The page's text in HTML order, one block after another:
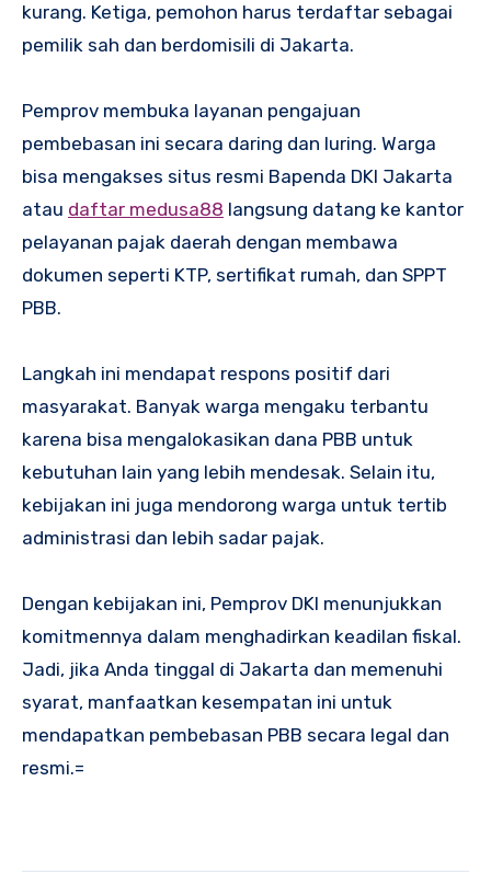
kurang. Ketiga, pemohon harus terdaftar sebagai
pemilik sah dan berdomisili di Jakarta.
Pemprov membuka layanan pengajuan
pembebasan ini secara daring dan luring. Warga
bisa mengakses situs resmi Bapenda DKI Jakarta
atau daftar medusa88 langsung datang ke kantor
pelayanan pajak daerah dengan membawa
dokumen seperti KTP, sertifikat rumah, dan SPPT
PBB.
Langkah ini mendapat respons positif dari
masyarakat. Banyak warga mengaku terbantu
karena bisa mengalokasikan dana PBB untuk
kebutuhan lain yang lebih mendesak. Selain itu,
kebijakan ini juga mendorong warga untuk tertib
administrasi dan lebih sadar pajak.
Dengan kebijakan ini, Pemprov DKI menunjukkan
komitmennya dalam menghadirkan keadilan fiskal.
Jadi, jika Anda tinggal di Jakarta dan memenuhi
syarat, manfaatkan kesempatan ini untuk
mendapatkan pembebasan PBB secara legal dan
resmi.=